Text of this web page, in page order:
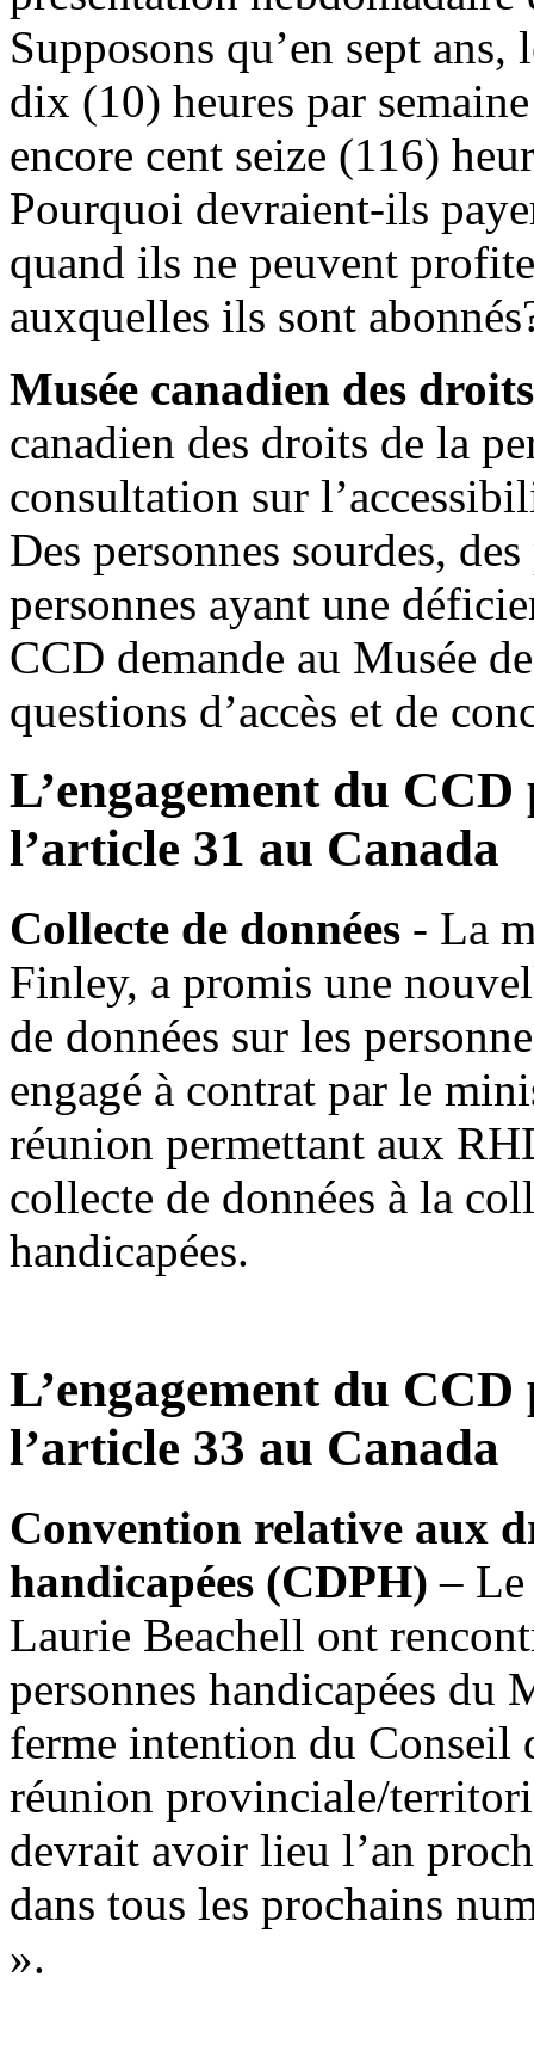
Supposons qu’en sept
dix (10) heures par
encore cent seize (116)
Pourquoi devraient-ils
quand ils ne peuvent
auxquelles ils sont
Musée canadien des
canadien des droits de la
consultation sur
Des personnes sourdes,
personnes ayant une
CCD demande au Musée
questions d’accès et de
L’engagement du
l’article 31 au Canada
Collecte de données - La
Finley, a promis une
de données sur les
engagé à contrat par le
réunion permettant aux
collecte de données à la
handicapées.
L’engagement du
l’article 33 au Canada
Convention relative aux
handicapées (CDPH)– Le
Laurie Beachell ont
personnes handicapées du
ferme intention du Conseil
réunion provinciale/
devrait avoir lieu l’an
dans tous les prochains
».